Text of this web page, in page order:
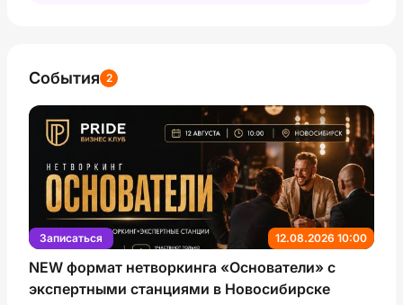
События 2
12.08.2026 10:00
Записаться
NEW формат нетворкинга «Основатели» с
экспертными станциями в Новосибирске